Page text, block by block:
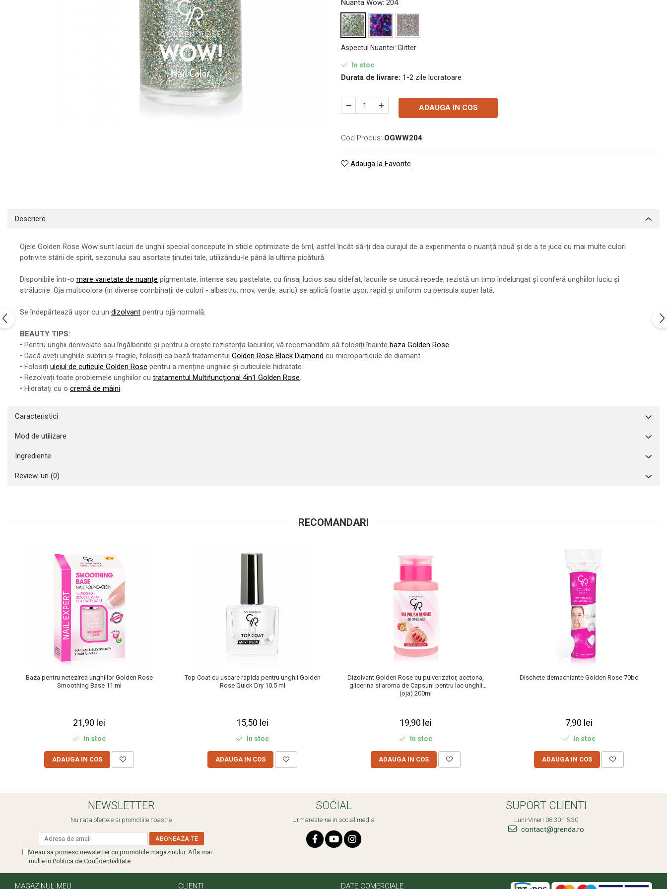
Nuanta Wow: 204
Aspectul Nuantei: Glitter
In stoc
Durata de livrare: 1-2 zile lucratoare
ADAUGA IN COS
Cod Produs: OGWW204
Adauga la Favorite
Descriere
Ojele Golden Rose Wow sunt lacuri de unghii special concepute în sticle optimizate de 6ml, astfel încât să-ți dea curajul de a experimenta o nuanță nouă și de a te juca cu mai multe culori
potrivite stării de spirit, sezonului sau asortate ținutei tale, utilizându-le până la ultima picătură.
Disponibile într-o mare varietate de nuanțe pigmentate, intense sau pastelate, cu finsaj lucios sau sidefat, lacurile se usucă repede, rezistă un timp îndelungat și conferă unghiilor luciu și
strălucire. Oja multicolora (in diverse combinații de culori - albastru, mov, verde, auriu) se aplică foarte ușor, rapid și uniform cu pensula super lată.
Se îndepărtează ușor cu un dizolvant pentru ojă normală.
BEAUTY TIPS:
• Pentru unghii denivelate sau îngălbenite și pentru a crește rezistența lacurilor, vă recomandăm să folosiți înainte baza Golden Rose.
• Dacă aveți unghiile subțiri și fragile, folosiți ca bază tratamentul Golden Rose Black Diamond cu microparticule de diamant.
• Folosiți uleiul de cuticule Golden Rose pentru a menține unghiile și cuticulele hidratate.
• Rezolvați toate problemele unghiilor cu tratamentul Multifuncțional 4in1 Golden Rose.
• Hidratați cu o cremă de mâini.
Caracteristici
Mod de utilizare
Ingrediente
Review-uri (0)
RECOMANDARI
Baza pentru netezirea unghiilor Golden Rose
Smoothing Base 11 ml
21,90 lei
In stoc
ADAUGA IN COS
Top Coat cu uscare rapida pentru unghii Golden
Rose Quick Dry 10.5 ml
15,50 lei
In stoc
ADAUGA IN COS
Dizolvant Golden Rose cu pulverizator, acetona,
glicerina si aroma de Capsuni pentru lac unghii
(oja) 200ml
19,90 lei
In stoc
ADAUGA IN COS
Dischete demachiante Golden Rose 70bc
7,90 lei
In stoc
ADAUGA IN COS
NEWSLETTER
Nu rata ofertele si promotiile noastre
Vreau sa primesc newsletter cu promotiile magazinului. Afla mai
multe in Politica de Confidentialitate
SOCIAL
Urmareste-ne in social media
SUPORT CLIENTI
Luni-Vineri 08:30-15:30
contact@grenda.ro
MAGAZINUL MEU CLIENTI DATE COMERCIALE